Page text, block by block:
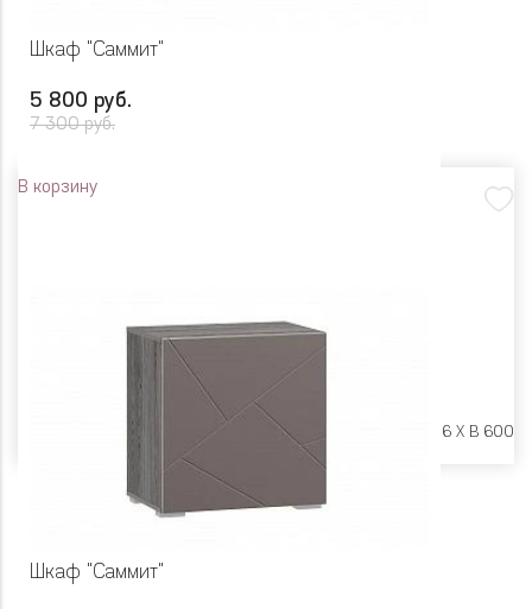
Шкаф "Саммит"
5 800 руб.
7 300 руб.
В корзину
Ш 602 X Г 316 X В 600
Шкаф "Саммит"